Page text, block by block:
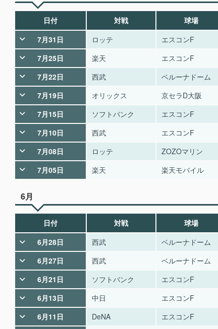
日付 対戦 球場
7月31日
ロッテ エスコンF
7月25日
楽天 エスコンF
7月22日
西武 ベルーナドーム
7月19日
オリックス 京セラD大阪
7月15日
ソフトバンク エスコンF
7月10日
西武 エスコンF
7月08日
ロッテ ZOZOマリン
7月05日
楽天 楽天モバイル
6月
日付 対戦 球場
6月28日
西武 ベルーナドーム
6月27日
西武 ベルーナドーム
6月21日
ソフトバンク エスコンF
6月13日
中日 エスコンF
6月11日
DeNA エスコンF